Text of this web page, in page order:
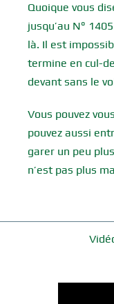
Quoique vous
jusqu’au N°
là. Il est
termine en cul-
devant sans le
Vous pouvez
pouvez aussi
garer un peu
n’est pas plus